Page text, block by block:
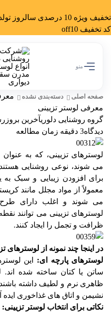
تخفیف ویژه 10 درصدی سالروز تولد دلوری رو از دست نده!
کد تخفیف off10
منو
صفحه اصلی دسته‌بندی نشده
معرفی لوستر تزیینی
گروه روشنایی دلوریآخرین بروزرسانی: 29
دیدگاه3 دقیقه زمان مطالعه
لوسترهای تزیینی، که به عنوان
می شوند، نوعی روشنایی
برای افزودن زیبایی و سبک به
معمولاً از مواد مجلل مانند
می شوند و اغلب دارای طرح
لوسترهای تزیینی می توانند
ظرافت و تجمل را ایجاد کنند.
در اینجا چند نمونه از
لوسترهای پارچه ای: این
ساتن یا کتان ساخته شده اند.
ظاهری نرم و لطیف داشته باشند
نشیمن و اتاق های غذاخوری ایده
نکاتی برای انتخاب لوستر تزیینی: